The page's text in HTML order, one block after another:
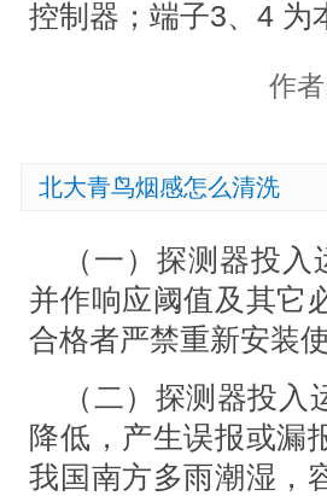
控制器；端子3、4 为
作
北大青鸟烟感怎么清洗
（一）探测器投
并作响应阈值及其它
合格者严禁重新安装使
（二）探测器投
降低，产生误报或漏
我国南方多雨潮湿，